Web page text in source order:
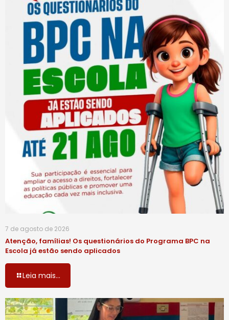
7 de agosto de 2026
Atenção, famílias! Os questionários do Programa BPC na
Escola já estão sendo aplicados
Leia mais...